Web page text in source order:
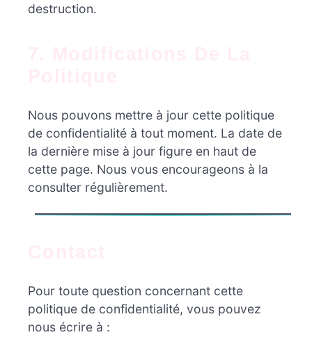
destruction.
Nous pouvons mettre à jour cette politique
de confidentialité à tout moment. La date de
la dernière mise à jour figure en haut de
cette page. Nous vous encourageons à la
consulter régulièrement.
Pour toute question concernant cette
politique de confidentialité, vous pouvez
nous écrire à :